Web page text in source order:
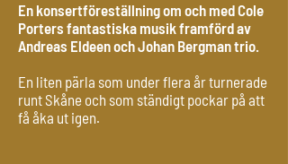
En konsertföreställning om och med Cole
Porters fantastiska musik framförd av
Andreas Eldeen och Johan Bergman trio.
En liten pärla som under flera år turnerade
runt Skåne och som ständigt pockar på att
få åka ut igen.